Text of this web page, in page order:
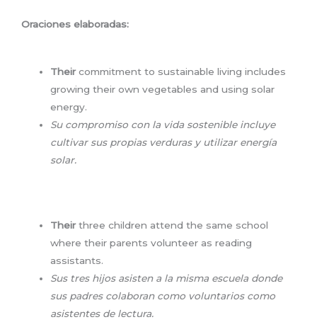
Oraciones elaboradas:
Theircommitment to sustainable living includes
growing their own vegetables and using solar
energy.
Su compromiso con la vida sostenible incluye
cultivar sus propias verduras y utilizar energía
solar.
Theirthree children attend the same school
where their parents volunteer as reading
assistants.
Sus tres hijos asisten a la misma escuela donde
sus padres colaboran como voluntarios como
asistentes de lectura.